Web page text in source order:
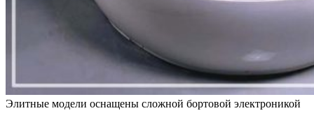
Элитные модели оснащены сложной бортовой электроникой